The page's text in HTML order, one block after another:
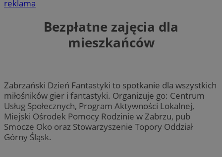
reklama
Bezpłatne zajęcia dla
mieszkańców
Zabrzański Dzień Fantastyki to spotkanie dla wszystkich
miłośników gier i fantastyki. Organizuje go: Centrum
Usług Społecznych, Program Aktywności Lokalnej,
Miejski Ośrodek Pomocy Rodzinie w Zabrzu, pub
Smocze Oko oraz Stowarzyszenie Topory Oddział
Górny Śląsk.